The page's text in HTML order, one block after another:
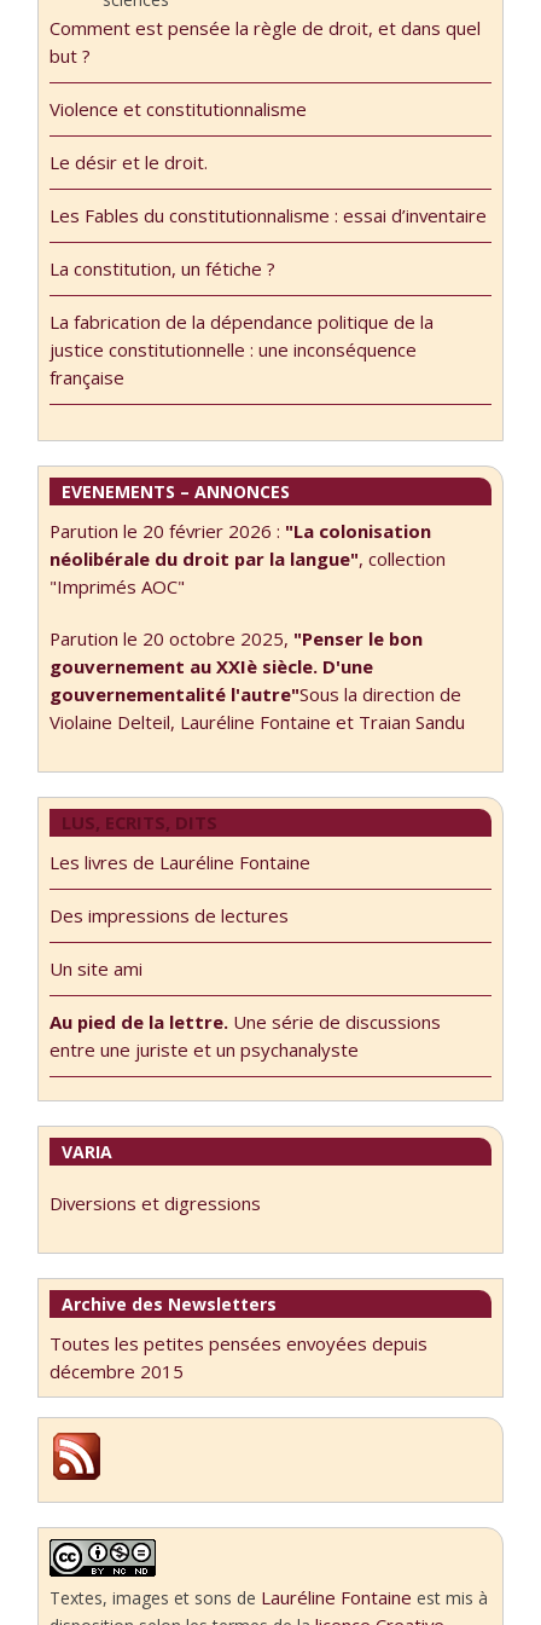
l’ouvrage dont ils
parlent. …
humaines et
Séminaire
2017/2018 La
Sorbonne
Nouvelle – Ecole
Doctorale 514
Séminaire conçu
et animé par
Lauréline
Edouard Le Bos
Le séminaire
invite des
de l’ensemble
des disciplines
académiques et
interrogeant
différents objets
et secteurs de la
économique …
Comment est pensée la règle de droit, et dans quel
but ?
Violence et constitutionnalisme
Le désir et le droit.
Les Fables du constitutionnalisme : essai d’inventaire
La constitution, un fétiche ?
La fabrication de la dépendance politique de la
justice constitutionnelle : une inconséquence
française
EVENEMENTS – ANNONCES
Parution le 20 février 2026 : "La colonisation
néolibérale du droit par la langue", collection
"Imprimés AOC"
Parution le 20 octobre 2025, "Penser le bon
gouvernement au XXIè siècle. D'une
gouvernementalité l'autre"Sous la direction de
Violaine Delteil, Lauréline Fontaine et Traian Sandu
LUS, ECRITS, DITS
Les livres de Lauréline Fontaine
Des impressions de lectures
Un site ami
Au pied de la lettre. Une série de discussions
entre une juriste et un psychanalyste
VARIA
Diversions et digressions
Archive des Newsletters
Toutes les petites pensées envoyées depuis
décembre 2015
Textes, images et sons de Lauréline Fontaine est mis à